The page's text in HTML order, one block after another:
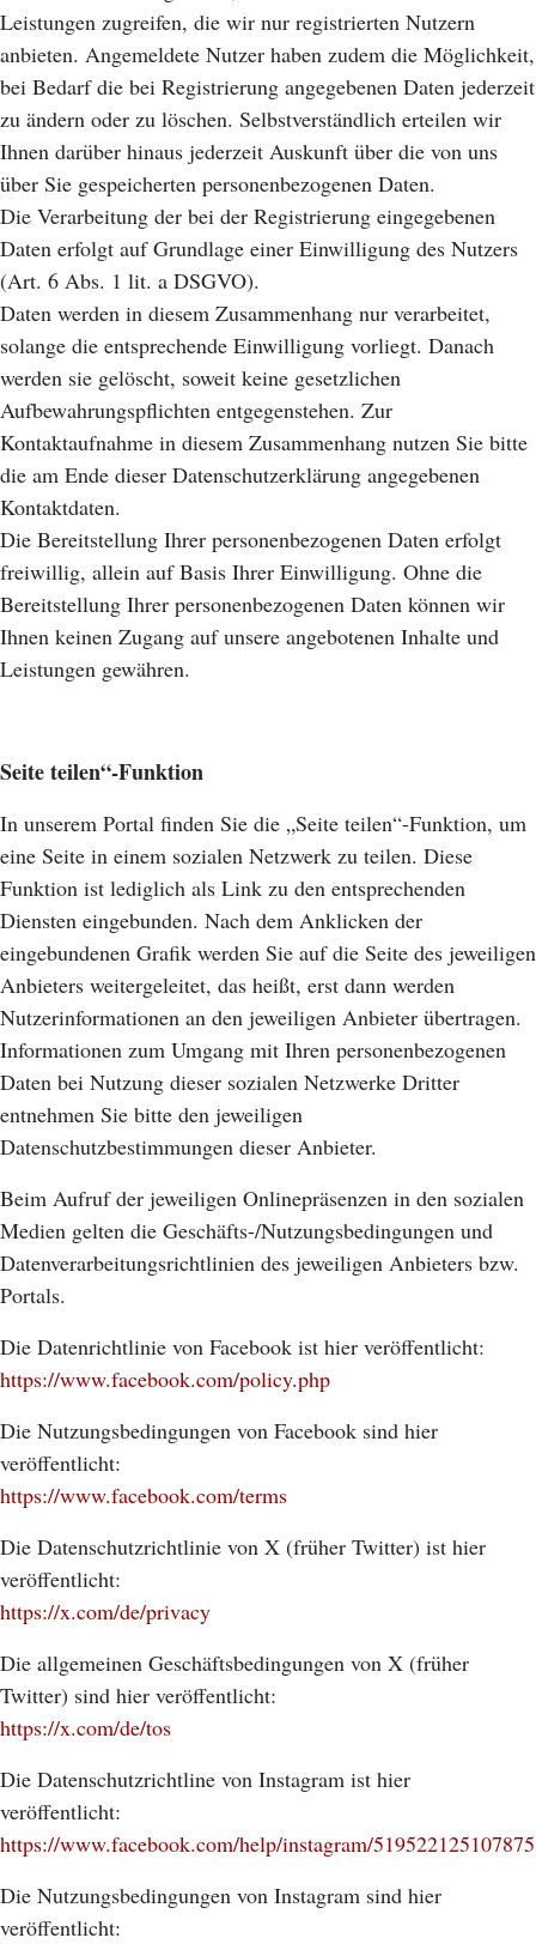
Leistungen zugreifen, die wir nur registrierten Nutzern
anbieten. Angemeldete Nutzer haben zudem die Möglichkeit,
bei Bedarf die bei Registrierung angegebenen Daten jederzeit
zu ändern oder zu löschen. Selbstverständlich erteilen wir
Ihnen darüber hinaus jederzeit Auskunft über die von uns
über Sie gespeicherten personenbezogenen Daten.
Die Verarbeitung der bei der Registrierung eingegebenen
Daten erfolgt auf Grundlage einer Einwilligung des Nutzers
(Art. 6 Abs. 1 lit. a DSGVO).
Daten werden in diesem Zusammenhang nur verarbeitet,
solange die entsprechende Einwilligung vorliegt. Danach
werden sie gelöscht, soweit keine gesetzlichen
Aufbewahrungspflichten entgegenstehen. Zur
Kontaktaufnahme in diesem Zusammenhang nutzen Sie bitte
die am Ende dieser Datenschutzerklärung angegebenen
Kontaktdaten.
Die Bereitstellung Ihrer personenbezogenen Daten erfolgt
freiwillig, allein auf Basis Ihrer Einwilligung. Ohne die
Bereitstellung Ihrer personenbezogenen Daten können wir
Ihnen keinen Zugang auf unsere angebotenen Inhalte und
Leistungen gewähren.
Seite teilen“-Funktion
In unserem Portal finden Sie die „Seite teilen“-Funktion, um
eine Seite in einem sozialen Netzwerk zu teilen. Diese
Funktion ist lediglich als Link zu den entsprechenden
Diensten eingebunden. Nach dem Anklicken der
eingebundenen Grafik werden Sie auf die Seite des jeweiligen
Anbieters weitergeleitet, das heißt, erst dann werden
Nutzerinformationen an den jeweiligen Anbieter übertragen.
Informationen zum Umgang mit Ihren personenbezogenen
Daten bei Nutzung dieser sozialen Netzwerke Dritter
entnehmen Sie bitte den jeweiligen
Datenschutzbestimmungen dieser Anbieter.
Beim Aufruf der jeweiligen Onlinepräsenzen in den sozialen
Medien gelten die Geschäfts-/Nutzungsbedingungen und
Datenverarbeitungsrichtlinien des jeweiligen Anbieters bzw.
Portals.
Die Datenrichtlinie von Facebook ist hier veröffentlicht:
https://www.facebook.com/policy.php
Die Nutzungsbedingungen von Facebook sind hier
veröffentlicht:
https://www.facebook.com/terms
Die Datenschutzrichtlinie von X (früher Twitter) ist hier
veröffentlicht:
https://x.com/de/privacy
Die allgemeinen Geschäftsbedingungen von X (früher
Twitter) sind hier veröffentlicht:
https://x.com/de/tos
Die Datenschutzrichtline von Instagram ist hier
veröffentlicht:
https://www.facebook.com/help/instagram/519522125107875
Die Nutzungsbedingungen von Instagram sind hier
veröffentlicht: